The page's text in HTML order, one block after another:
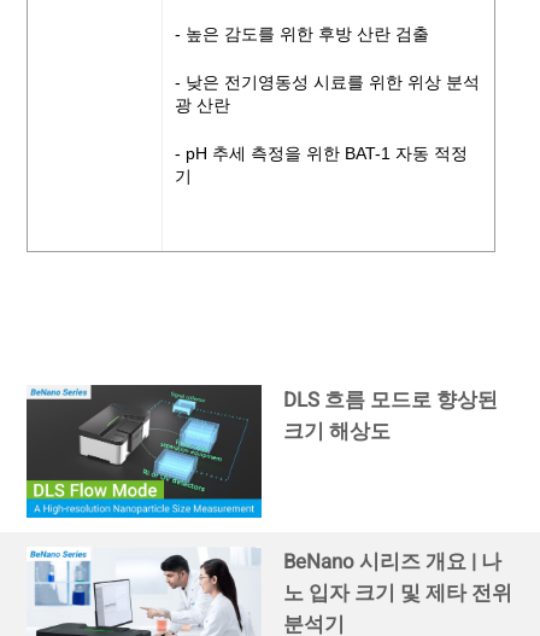
- 높은 감도를 위한 후방 산란 검출
- 낮은 전기영동성 시료를 위한 위상 분석
광 산란
- pH 추세 측정을 위한 BAT-1 자동 적정
기
DLS 흐름 모드로 향상된
크기 해상도
BeNano 시리즈 개요 | 나
노 입자 크기 및 제타 전위
분석기